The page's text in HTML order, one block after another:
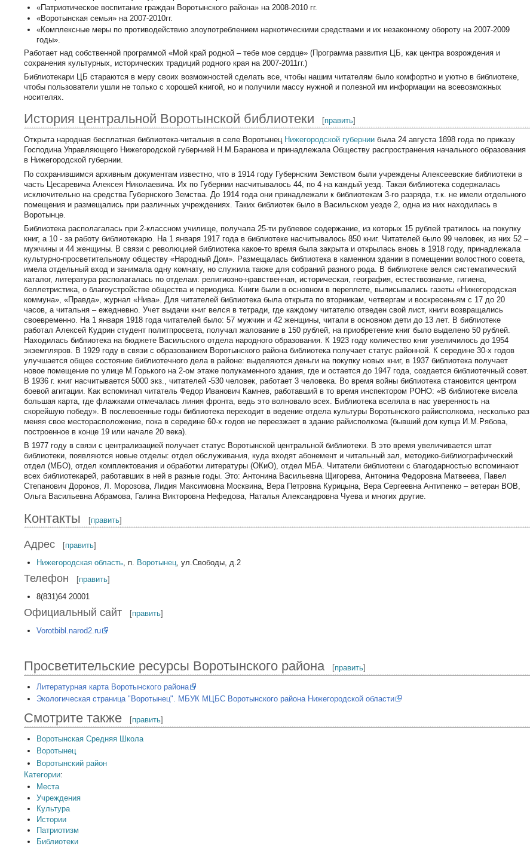
«Патриотическое воспитание граждан Воротынского района» на 2008-2010 гг.
«Воротынская семья» на 2007-2010гг.
«Комплексные меры по противодействию злоупотреблением наркотическими средствами и их незаконному обороту на 2007-2009
годы».
Работает над собственной программой «Мой край родной – тебе мое сердце» (Программа развития ЦБ, как центра возрождения и
сохранения культурных, исторических традиций родного края на 2007-2011гг.)
Библиотекари ЦБ стараются в меру своих возможностей сделать все, чтобы нашим читателям было комфортно и уютно в библиотеке,
чтобы пользователи ушли не только с хорошей книгой, но и получили массу нужной и полезной им информации на всевозможных
носителях.
История центральной Воротынской библиотеки [править]
Открыта народная бесплатная библиотека-читальня в селе Воротынец Нижегородской губернии была 24 августа 1898 года по приказу
Господина Управляющего Нижегородской губернией Н.М.Баранова и принадлежала Обществу распространения начального образования
в Нижегородской губернии.
По сохранившимся архивным документам известно, что в 1914 году Губернским Земством были учреждены Алексеевские библиотеки в
часть Цесаревича Алексея Николаевича. Их по Губернии насчитывалось 44, по 4 на каждый уезд. Такая библиотека содержалась
исключительно на средства Губернского Земства. До 1914 года они принадлежали к библиотекам 3-го разряда, т.к. не имели отдельного
помещения и размещались при различных учреждениях. Таких библиотек было в Васильском уезде 2, одна из них находилась в
Воротынце.
Библиотека располагалась при 2-классном училище, получала 25-ти рублевое содержание, из которых 15 рублей тратилось на покупку
книг, а 10 - за работу библиотекарю. На 1 января 1917 года в библиотеке насчитывалось 850 книг. Читателей было 99 человек, из них 52 –
мужчины и 44 женщины. В связи с революцией библиотека какое-то время была закрыта и открылась вновь в 1918 году, принадлежала
культурно-просветительному обществу «Народный Дом». Размещалась библиотека в каменном здании в помещении волостного совета,
имела отдельный вход и занимала одну комнату, но служила также для собраний разного рода. В библиотеке велся систематический
каталог, литература располагалась по отделам: религиозно-нравственная, историческая, география, естествознание, гигиена,
беллетристика, о благоустройстве общества и периодика. Книги были в основном в переплете, выписывались газеты «Нижегородская
коммуна», «Правда», журнал «Нива». Для читателей библиотека была открыта по вторникам, четвергам и воскресеньям с 17 до 20
часов, а читальня – ежедневно. Учет выдачи книг велся в тетради, где каждому читателю отведен свой лист, книги возвращались
своевременно. На 1 января 1918 года читателей было: 57 мужчин и 42 женщины, читали в основном дети до 13 лет. В библиотеке
работал Алексей Кудрин студент политпросвета, получал жалование в 150 рублей, на приобретение книг было выделено 50 рублей.
Находилась библиотека на бюджете Васильского отдела народного образования. К 1923 году количество книг увеличилось до 1954
экземпляров. В 1929 году в связи с образованием Воротынского района библиотека получает статус районной. К середине 30-х годов
улучшается общее состояние библиотечного дела в районе: выделяются деньги на покупку новых книг, в 1937 библиотека получает
новое помещение по улице М.Горького на 2-ом этаже полукаменного здания, где и остается до 1947 года, создается библиотечный совет.
В 1936 г. книг насчитывается 5000 экз., читателей -530 человек, работает 3 человека. Во время войны библиотека становится центром
боевой агитации. Как вспоминал читатель Федор Иванович Камнев, работавший в то время инспектором РОНО: «В библиотеке висела
большая карта, где флажками отмечалась линия фронта, ведь это волновало всех. Библиотека вселяла в нас уверенность на
скорейшую победу». В послевоенные годы библиотека переходит в ведение отдела культуры Воротынского райисполкома, несколько раз
меняя свое месторасположение, пока в середине 60-х годов не переезжает в здание райисполкома (бывший дом купца И.М.Рябова,
построенное в конце 19 или начале 20 века).
В 1977 году в связи с централизацией получает статус Воротынской центральной библиотеки. В это время увеличивается штат
библиотеки, появляются новые отделы: отдел обслуживания, куда входят абонемент и читальный зал, методико-библиографический
отдел (МБО), отдел комплектования и обработки литературы (ОКиО), отдел МБА. Читатели библиотеки с благодарностью вспоминают
всех библиотекарей, работавших в ней в разные годы. Это: Антонина Васильевна Щигорева, Антонина Федоровна Матвеева, Павел
Степанович Доронов, Л. Морозова, Лидия Максимовна Москвина, Вера Петровна Курицына, Вера Сергеевна Антипенко – ветеран ВОВ,
Ольга Васильевна Абрамова, Галина Викторовна Нефедова, Наталья Александровна Чуева и многих другие.
Контакты [править]
Адрес [править]
Нижегородская область, п. Воротынец, ул.Свободы, д.2
Телефон [править]
8(831)64 20001
Официальный сайт [править]
Vorotbibl.narod2.ru
Просветительские ресурсы Воротынского района [править]
Литературная карта Воротынского района
Экологическая страница "Воротынец". МБУК МЦБС Воротынского района Нижегородской области
Смотрите также [править]
Воротынская Средняя Школа
Воротынец
Воротынский район
Категории:
Места
Учреждения
Культура
Истории
Патриотизм
Библиотеки